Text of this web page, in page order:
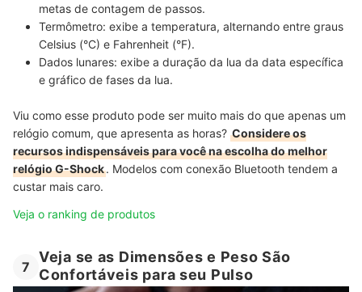
metas de contagem de passos.
Termômetro: exibe a temperatura, alternando entre graus
Celsius (°C) e Fahrenheit (°F).
Dados lunares: exibe a duração da lua da data específica
e gráfico de fases da lua.
Viu como esse produto pode ser muito mais do que apenas um
relógio comum, que apresenta as horas? Considere os
recursos indispensáveis para você na escolha do melhor
relógio G-Shock. Modelos com conexão Bluetooth tendem a
custar mais caro.
Veja o ranking de produtos
7
Veja se as Dimensões e Peso São
Confortáveis para seu Pulso